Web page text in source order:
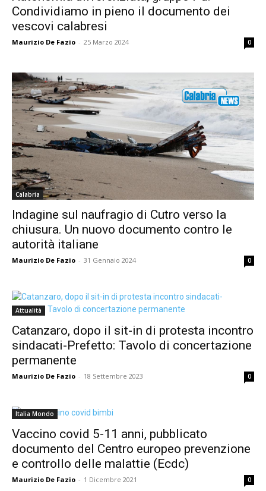
Condividiamo in pieno il documento dei
vescovi calabresi
Maurizio De Fazio - 25 Marzo 2024 0
Calabria
Indagine sul naufragio di Cutro verso la
chiusura. Un nuovo documento contro le
autorità italiane
Maurizio De Fazio - 31 Gennaio 2024 0
Attualità
Catanzaro, dopo il sit-in di protesta incontro
sindacati-Prefetto: Tavolo di concertazione
permanente
Maurizio De Fazio - 18 Settembre 2023 0
Italia Mondo
Vaccino covid 5-11 anni, pubblicato
documento del Centro europeo prevenzione
e controllo delle malattie (Ecdc)
Maurizio De Fazio - 1 Dicembre 2021 0